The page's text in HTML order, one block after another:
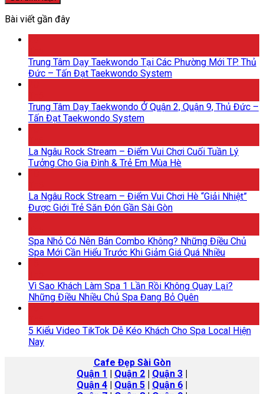
Bài viết gần đây
Trung Tâm Dạy Taekwondo Tại Các Phường Mới TP. Thủ
Đức – Tấn Đạt Taekwondo System
Trung Tâm Dạy Taekwondo Ở Quận 2, Quận 9, Thủ Đức –
Tấn Đạt Taekwondo System
La Ngâu Rock Stream – Điểm Vui Chơi Cuối Tuần Lý
Tưởng Cho Gia Đình & Trẻ Em Mùa Hè
La Ngâu Rock Stream – Điểm Vui Chơi Hè “Giải Nhiệt”
Được Giới Trẻ Săn Đón Gần Sài Gòn
Spa Nhỏ Có Nên Bán Combo Không? Những Điều Chủ
Spa Mới Cần Hiểu Trước Khi Giảm Giá Quá Nhiều
Vì Sao Khách Làm Spa 1 Lần Rồi Không Quay Lại?
Những Điều Nhiều Chủ Spa Đang Bỏ Quên
5 Kiểu Video TikTok Dễ Kéo Khách Cho Spa Local Hiện
Nay
Cafe Đẹp Sài Gòn
Quận 1 | Quận 2 | Quận 3 |
Quận 4 | Quận 5 | Quận 6 |